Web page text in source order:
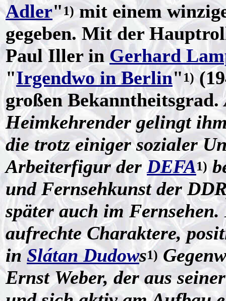
Adler"1)mit einem
gegeben. Mit der
Paul Iller in Gerhard
"Irgendwo in Berlin" 1)
großen Bekanntheitsgrad.
Heimkehrender gelingt
die trotz einiger sozialer
Arbeiterfigur der DEFA1)
und Fernsehkunst der
später auch im
aufrechte Charaktere,
inSlátan Dudows1)
Ernst Weber, der aus